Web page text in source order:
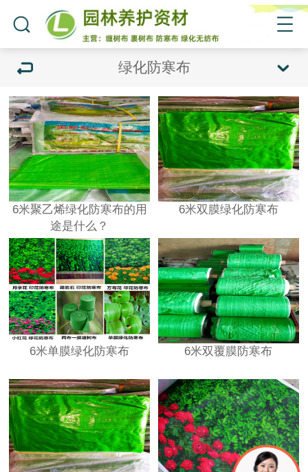
绿化防寒布
6米聚乙烯绿化防寒布的用
途是什么？
6米双膜绿化防寒布
6米单膜绿化防寒布 6米双覆膜防寒布